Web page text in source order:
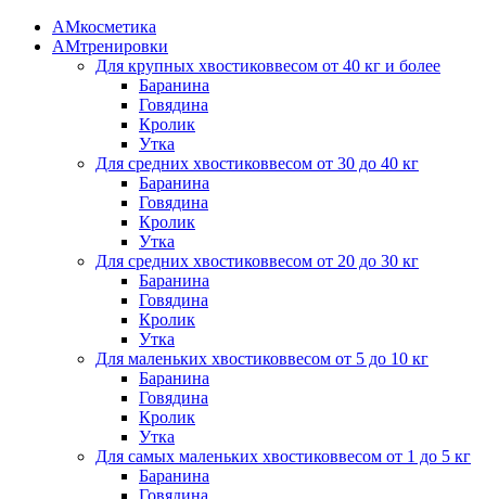
АМкосметика
АМтренировки
Для крупных хвостиковвесом от 40 кг и более
Баранина
Говядина
Кролик
Утка
Для средних хвостиковвесом от 30 до 40 кг
Баранина
Говядина
Кролик
Утка
Для средних хвостиковвесом от 20 до 30 кг
Баранина
Говядина
Кролик
Утка
Для маленьких хвостиковвесом от 5 до 10 кг
Баранина
Говядина
Кролик
Утка
Для самых маленьких хвостиковвесом от 1 до 5 кг
Баранина
Говядина